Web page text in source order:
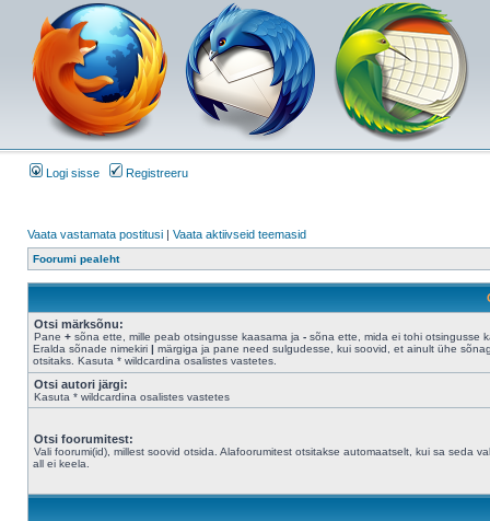
Logi sisse Registreeru
Vaata vastamata postitusi | Vaata aktiivseid teemasid
Foorumi pealeht
Otsi märksõnu:
Pane + sõna ette, mille peab otsingusse kaasama ja - sõna ette, mida ei tohi otsingusse
Eralda sõnade nimekiri | märgiga ja pane need sulgudesse, kui soovid, et ainult ühe
otsitaks. Kasuta * wildcardina osalistes vastetes.
Otsi autori järgi:
Kasuta * wildcardina osalistes vastetes
Otsi foorumitest:
Vali foorumi(id), millest soovid otsida. Alafoorumitest otsitakse automaatselt, kui sa seda
all ei keela.